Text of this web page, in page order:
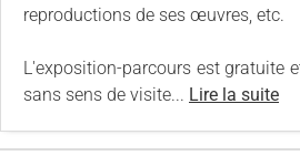
reproductions de ses œuvres, etc.
L'exposition-parcours est gratuite
sans sens de visite... Lire la suite